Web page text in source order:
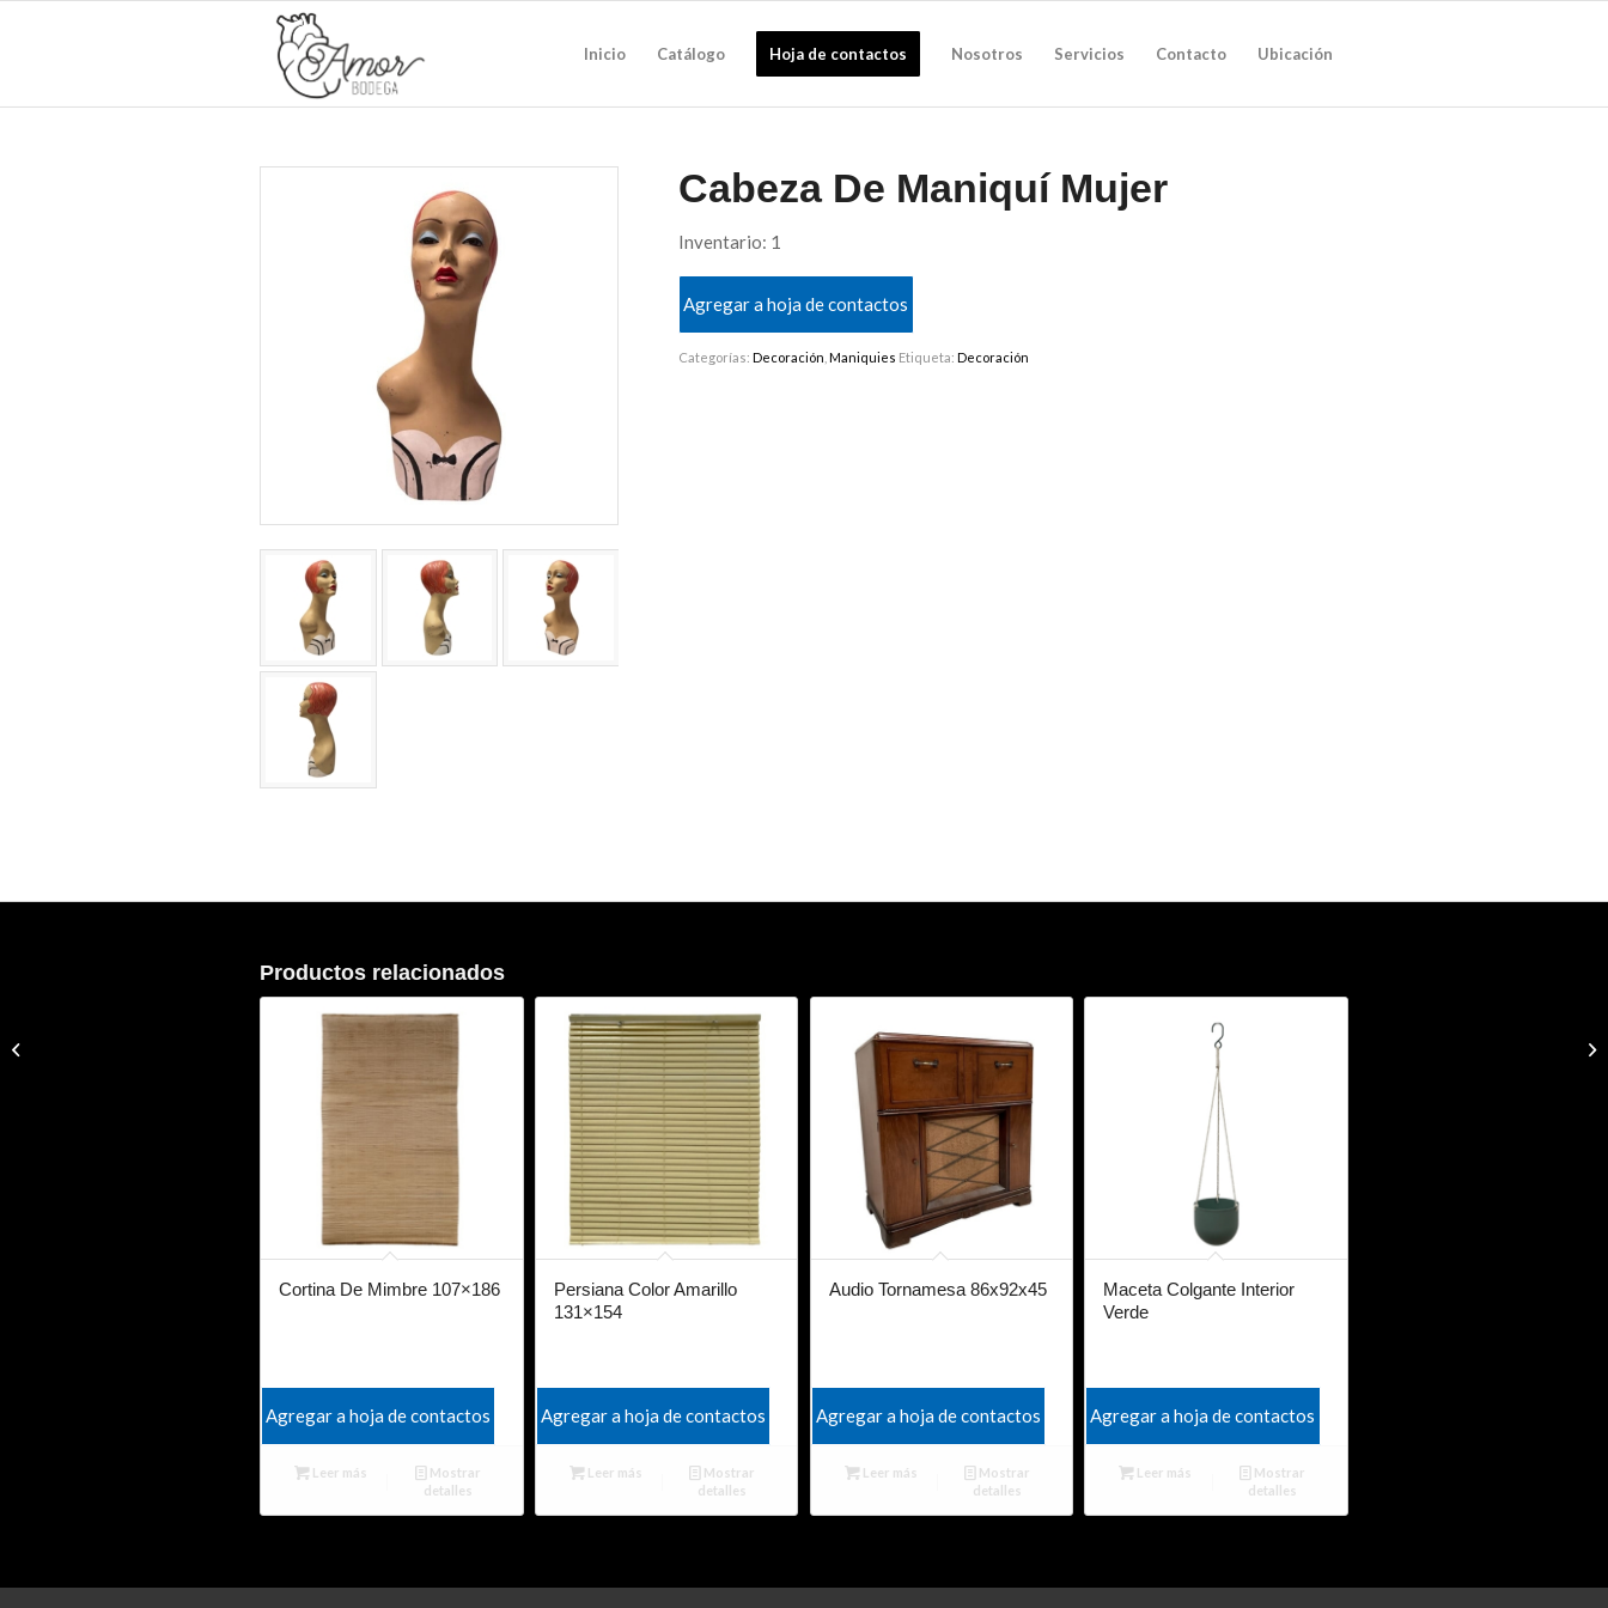
Inicio Catálogo Hoja de contactos Nosotros Servicios Contacto Ubicación
Cabeza De Maniquí Mujer
Inventario: 1
Agregar a hoja de contactos
Categorías:Decoración ,Maniquies Etiqueta:Decoración
Productos relacionados
Cortina De Mimbre 107×186
Agregar a hoja de contactos
Leer más
Mostrar
detalles
Persiana Color Amarillo
131×154
Agregar a hoja de contactos
Leer más
Mostrar
detalles
Audio Tornamesa 86x92x45
Agregar a hoja de contactos
Leer más
Mostrar
detalles
Maceta Colgante Interior
Verde
Agregar a hoja de contactos
Leer más
Mostrar
detalles